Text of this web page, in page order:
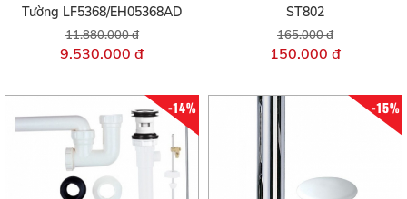
Tường LF5368/EH05368AD
11.880.000 đ
9.530.000 đ
ST802
165.000 đ
150.000 đ
-14% -15%